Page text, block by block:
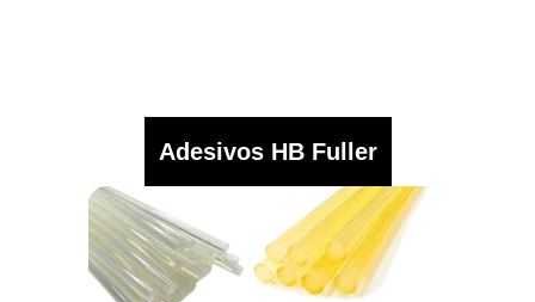
Adesivos HB Fuller